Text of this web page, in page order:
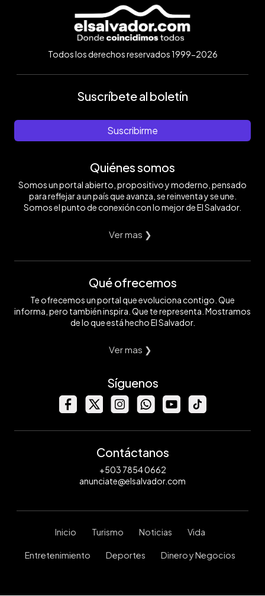
Todos los derechos reservados 1999-2026
Suscríbete al boletín
Suscribirme
Quiénes somos
Somos un portal abierto, propositivo y moderno, pensado
para reflejar a un país que avanza, se reinventa y se une.
Somos el punto de conexión con lo mejor de El Salvador.
Ver mas ❯
Qué ofrecemos
Te ofrecemos un portal que evoluciona contigo. Que
informa, pero también inspira. Que te representa. Mostramos
de lo que está hecho El Salvador.
Ver mas ❯
Síguenos
Contáctanos
+503 7854 0662
anunciate@elsalvador.com
Inicio Turismo Noticias Vida
Entretenimiento Deportes Dinero y Negocios